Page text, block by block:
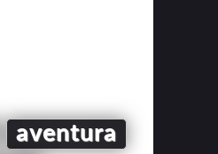
aventura